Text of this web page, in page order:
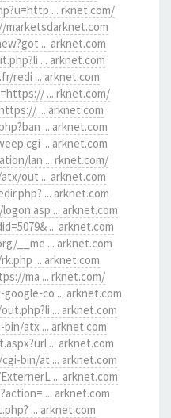
... rknet.com/
... arknet.com
... arknet.com
redi ... arknet.com
... rknet.com/
... arknet.com
... arknet.com
... arknet.com
lan ... rknet.com/
out ... arknet.com
... arknet.com
... arknet.com
... arknet.com
__me ... arknet.com
... arknet.com
ma ... rknet.com/
co ... arknet.com
... arknet.com
atx ... arknet.com
... arknet.com
bin/at ... arknet.com
... arknet.com
... arknet.com
... arknet.com